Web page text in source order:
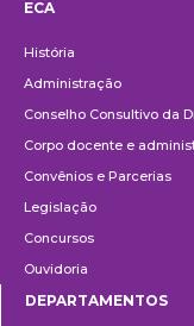
ECA
História
Administração
Conselho Consultivo da
Corpo docente e
Convênios e Parcerias
Legislação
Concursos
Ouvidoria
DEPARTAMENTOS